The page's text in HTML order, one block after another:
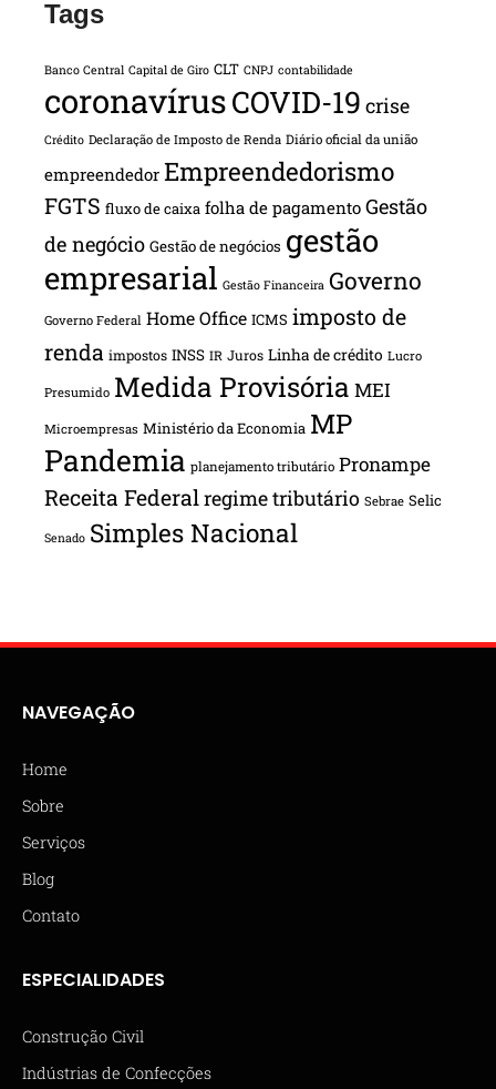
Tags
Banco Central Capital de Giro CLT CNPJ contabilidade
coronavírusCOVID-19 crise
Crédito Declaração de Imposto de Renda Diário oficial da união
empreendedor Empreendedorismo
FGTS fluxo de caixa folha de pagamento Gestão
de negócio Gestão de negócios gestão
empresarial Gestão Financeira Governo
Governo Federal Home Office ICMS imposto de
renda impostos INSS IR Juros Linha de crédito Lucro
Presumido Medida Provisória MEI
Microempresas Ministério da Economia MP
Pandemia planejamento tributário Pronampe
Receita Federalregime tributário Sebrae Selic
Senado Simples Nacional
NAVEGAÇÃO
Home
Sobre
Serviços
Blog
Contato
ESPECIALIDADES
Construção Civil
Indústrias de Confecções